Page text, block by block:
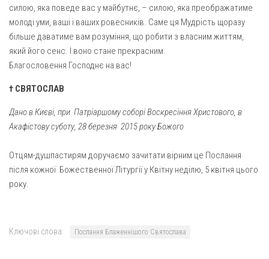
силою, яка поведе вас у майбутнє, – силою, яка преображатиме
молоді уми, ваші і ваших ровесників. Саме ця Мудрість щоразу
більше даватиме вам розуміння, що робити з власним життям,
який його сенс. І воно стане прекрасним.
Благословення Господнє на вас!
† СВЯТОСЛАВ
Дано в Києві, при Патріаршому соборі Воскресіння Христового, в
Акафістову суботу, 28 березня 2015 року Божого
Отцям-душпастирям доручаємо зачитати вірним це Послання
після кожної Божественної Літургії у Квітну неділю, 5 квітня цього
року.
Ключові слова: Послання Блаженнішого Святослава